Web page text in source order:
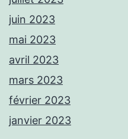
juin 2023
mai 2023
avril 2023
mars 2023
février 2023
janvier 2023